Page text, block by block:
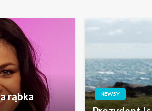
rąbka
NEWSY